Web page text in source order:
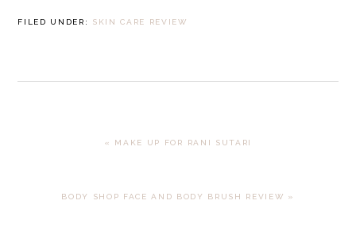
FILED UNDER: SKIN CARE REVIEW
POST:
« MAKE UP FOR RANI SUTARI
POST:
BODY SHOP FACE AND BODY BRUSH REVIEW »